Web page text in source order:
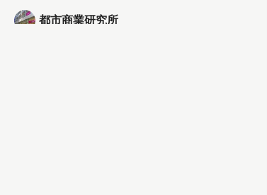
都市商業研究所